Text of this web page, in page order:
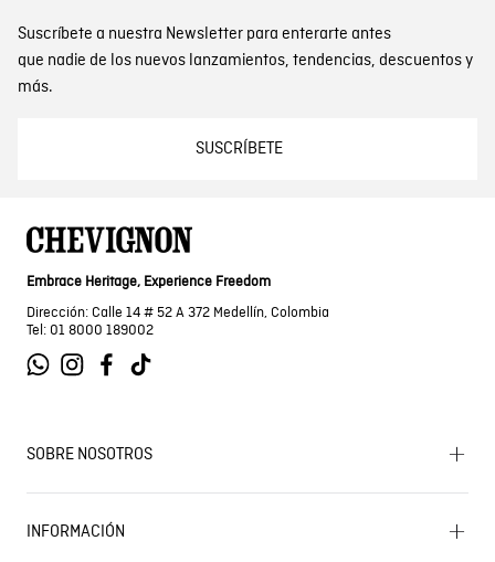
Suscríbete a nuestra Newsletter para enterarte antes
que nadie de los nuevos lanzamientos, tendencias, descuentos y
más.
SUSCRÍBETE
Embrace Heritage, Experience Freedom
Dirección: Calle 14 # 52 A 372 Medellín, Colombia
Tel: 01 8000 189002
SOBRE NOSOTROS
Encuentra tu tienda
Historia de la marca
INFORMACIÓN